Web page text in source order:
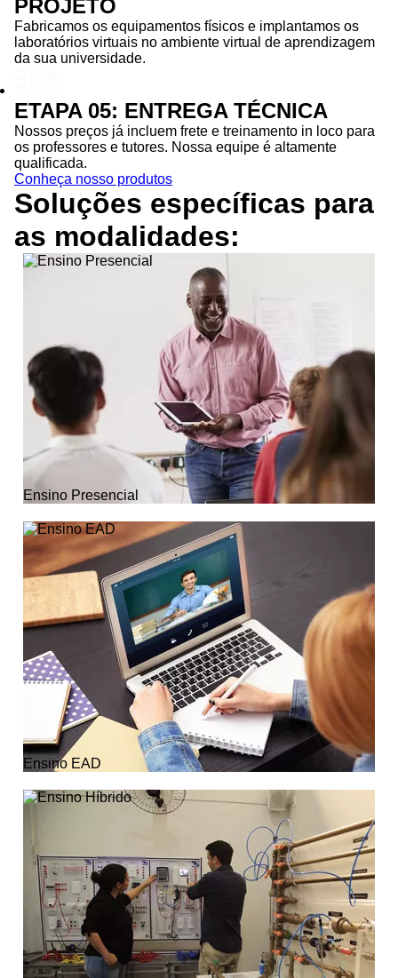
PROJETO
Fabricamos os equipamentos físicos e implantamos os
laboratórios virtuais no ambiente virtual de aprendizagem
da sua universidade.
ETAPA 05: ENTREGA TÉCNICA
Nossos preços já incluem frete e treinamento in loco para
os professores e tutores. Nossa equipe é altamente
qualificada.
Conheça nosso produtos
Soluções específicas para
as modalidades:
Ensino Presencial
Ensino EAD